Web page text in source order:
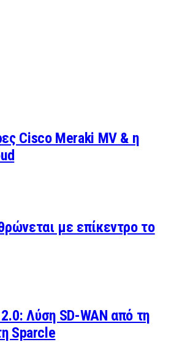
Cisco Meraki MV & η
με επίκεντρο το
Λύση SD-WAN από τη
Sparcle